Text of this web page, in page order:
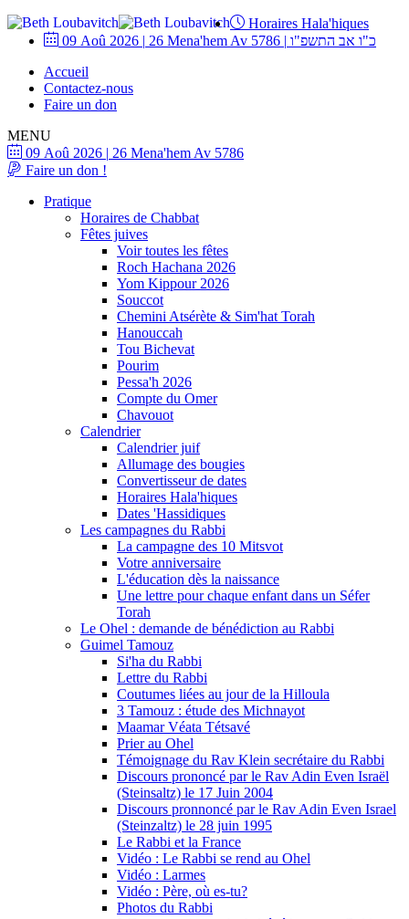
Horaires Hala'hiques
09 Aoû 2026 | 26 Mena'hem Av 5786 | כ"ו אב התשפ"ו
Accueil
Contactez-nous
Faire un don
MENU
09 Aoû 2026 | 26 Mena'hem Av 5786
Faire un don !
Pratique
Horaires de Chabbat
Fêtes juives
Voir toutes les fêtes
Roch Hachana 2026
Yom Kippour 2026
Souccot
Chemini Atsérète & Sim'hat Torah
Hanouccah
Tou Bichevat
Pourim
Pessa'h 2026
Compte du Omer
Chavouot
Calendrier
Calendrier juif
Allumage des bougies
Convertisseur de dates
Horaires Hala'hiques
Dates 'Hassidiques
Les campagnes du Rabbi
La campagne des 10 Mitsvot
Votre anniversaire
L'éducation dès la naissance
Une lettre pour chaque enfant dans un Séfer
Torah
Le Ohel : demande de bénédiction au Rabbi
Guimel Tamouz
Si'ha du Rabbi
Lettre du Rabbi
Coutumes liées au jour de la Hilloula
3 Tamouz : étude des Michnayot
Maamar Véata Tétsavé
Prier au Ohel
Témoignage du Rav Klein secrétaire du Rabbi
Discours prononcé par le Rav Adin Even Israël
(Steinsaltz) le 17 Juin 2004
Discours pronnoncé par le Rav Adin Even Israel
(Steinzaltz) le 28 juin 1995
Le Rabbi et la France
Vidéo : Le Rabbi se rend au Ohel
Vidéo : Larmes
Vidéo : Père, où es-tu?
Photos du Rabbi